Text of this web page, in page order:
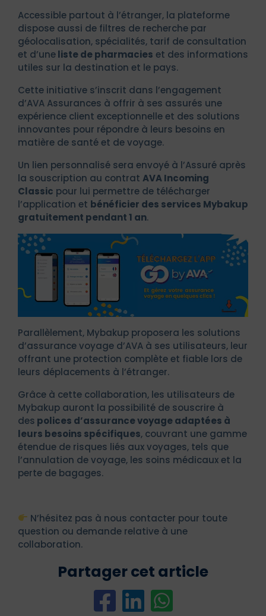
Accessible partout à l’étranger, la plateforme
dispose aussi de filtres de recherche par
géolocalisation, spécialités, tarif de consultation
et d’uneliste de pharmacies et des informations
utiles sur la destination et le pays.
Cette initiative s’inscrit dans l’engagement
d’AVA Assurances à offrir à ses assurés une
expérience client exceptionnelle et des solutions
innovantes pour répondre à leurs besoins en
matière de santé et de voyage.
Un lien personnalisé sera envoyé à l’Assuré après
la souscription au contrat AVA Incoming
Classic pour lui permettre de télécharger
l’application et bénéficier des services Mybakup
gratuitement pendant 1 an.
Parallèlement, Mybakup proposera les solutions
d’assurance voyage d’AVA à ses utilisateurs, leur
offrant une protection complète et fiable lors de
leurs déplacements à l’étranger.
Grâce à cette collaboration, les utilisateurs de
Mybakup auront la possibilité de souscrire à
des polices d’assurance voyage adaptées à
leurs besoins spécifiques, couvrant une gamme
étendue de risques liés aux voyages, tels que
l’annulation de voyage, les soins médicaux et la
perte de bagages.
N’hésitez pas à nous contacter pour toute
question ou demande relative à une
collaboration.
Partager cet article